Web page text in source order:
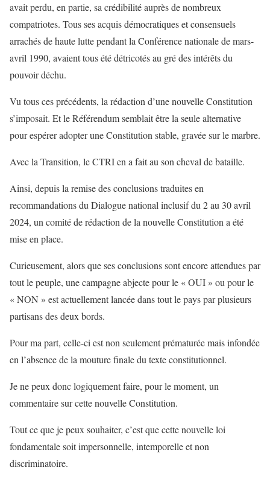
avait perdu, en partie, sa crédibilité auprès de nombreux
compatriotes. Tous ses acquis démocratiques et consensuels
arrachés de haute lutte pendant la Conférence nationale de mars-
avril 1990, avaient tous été détricotés au gré des intérêts du
pouvoir déchu.
Vu tous ces précédents, la rédaction d’une nouvelle Constitution
s’imposait. Et le Référendum semblait être la seule alternative
pour espérer adopter une Constitution stable, gravée sur le marbre.
Avec la Transition, le CTRI en a fait au son cheval de bataille.
Ainsi, depuis la remise des conclusions traduites en
recommandations du Dialogue national inclusif du 2 au 30 avril
2024, un comité de rédaction de la nouvelle Constitution a été
mise en place.
Curieusement, alors que ses conclusions sont encore attendues par
tout le peuple, une campagne abjecte pour le « OUI » ou pour le
« NON » est actuellement lancée dans tout le pays par plusieurs
partisans des deux bords.
Pour ma part, celle-ci est non seulement prématurée mais infondée
en l’absence de la mouture finale du texte constitutionnel.
Je ne peux donc logiquement faire, pour le moment, un
commentaire sur cette nouvelle Constitution.
Tout ce que je peux souhaiter, c’est que cette nouvelle loi
fondamentale soit impersonnelle, intemporelle et non
discriminatoire.